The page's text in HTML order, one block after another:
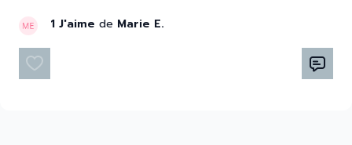
1 J'aime de Marie E.